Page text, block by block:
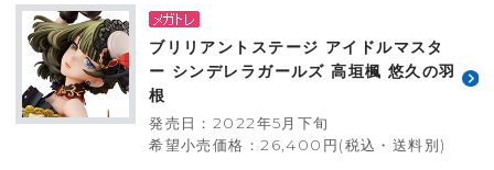
ブリリアントステージ アイドルマスタ
ー シンデレラガールズ 高垣楓 悠久の羽
根
発売日：2022年5月下旬
希望小売価格：26,400円(税込・送料別)